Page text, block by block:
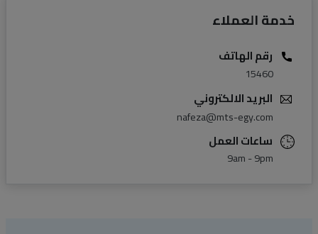
خدمة العملاء
رقم الهاتف
15460
البريد الالكتروني
nafeza@mts-egy.com
ساعات العمل
9am - 9pm